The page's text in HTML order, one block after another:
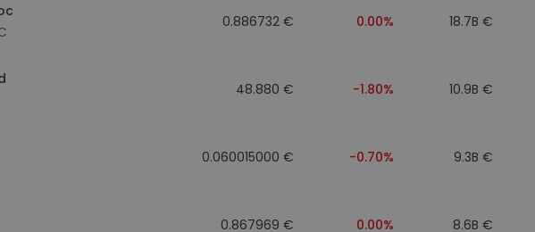
0.886732 € 0.00% 18.7B €
48.880 € -1.80% 10.9B €
0.060015000 € -0.70% 9.3B €
0.867969 € 0.00% 8.6B €